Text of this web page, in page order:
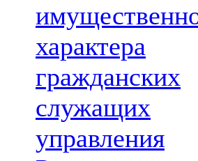
характера
гражданских
служащих
управления